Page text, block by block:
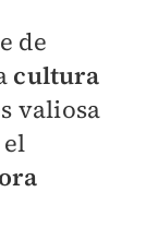
de
cultura
valiosa